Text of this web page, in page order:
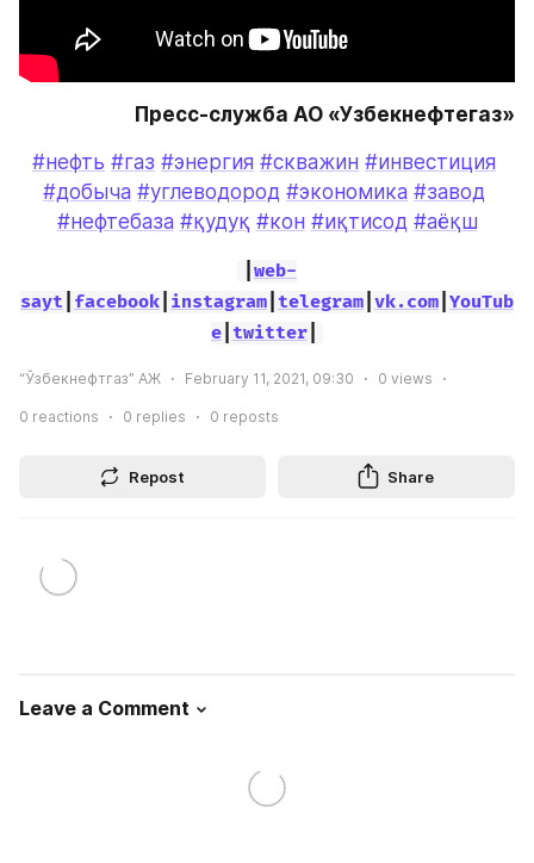
Пресс-служба АО «Узбекнефтегаз»
#нефть #газ #энергия #скважин #инвестиция
#добыча #углеводород #экономика #завод
#нефтебаза #қудуқ #кон #иқтисод #аёқш
web-
sayt facebook instagram telegram vk.com YouTub
e| twitter|
“Ўзбекнефтгаз” АЖ February 11, 2021, 09:30 0 views
0 reactions 0 replies 0 reposts
Repost Share
Leave a Comment